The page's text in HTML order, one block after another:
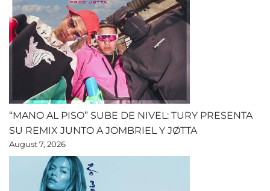
“MANO AL PISO” SUBE DE NIVEL: TURY PRESENTA
SU REMIX JUNTO A JOMBRIEL Y JØTTA
August 7, 2026